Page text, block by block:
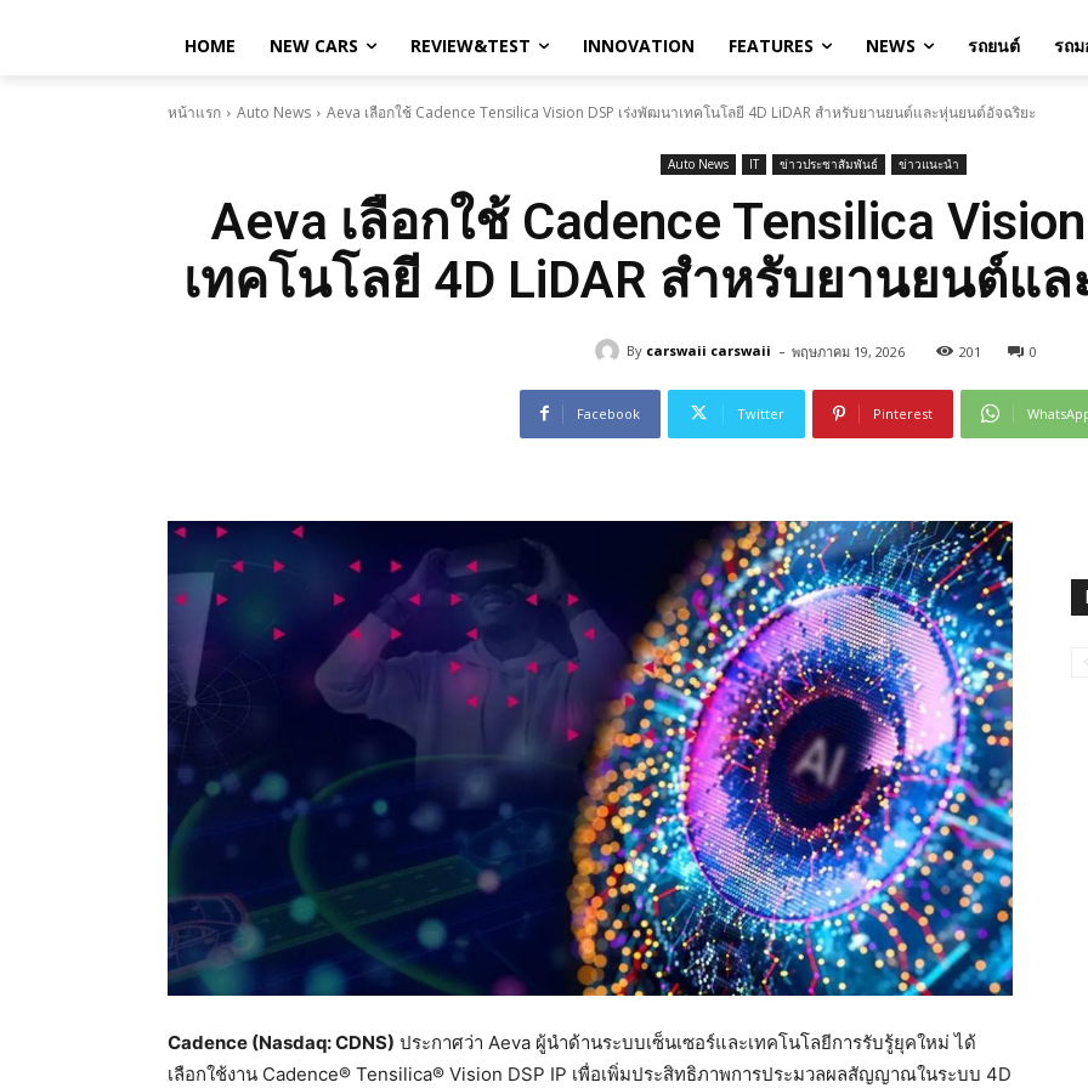
HOME NEW CARS REVIEW&TEST INNOVATION FEATURES NEWS รถยนต์ รถม
หน้าแรก Auto News Aeva เลือกใช้ Cadence Tensilica Vision DSP เร่งพัฒนาเทคโนโลยี 4D LiDAR สำหรับยานยนต์และหุ่นยนต์อัจฉริยะ
Auto News IT ข่าวประชาสัมพันธ์ ข่าวแนะนำ
Aeva เลือกใช้ Cadence Tensilica
เทคโนโลยี 4D LiDAR สำหรับยานยนต์แ
By carswaii carswaii - พฤษภาคม 19, 2026 201 0
Facebook Twitter Pinterest
Cadence (Nasdaq: CDNS) ประกาศว่า Aeva ผู้นำด้านระบบเซ็นเซอร์และเทคโนโลยีการรับรู้ยุคใหม่ ได้
เลือกใช้งาน Cadence® Tensilica® Vision DSP IP เพื่อเพิ่มประสิทธิภาพการประมวลผลสัญญาณในระบบ 4D